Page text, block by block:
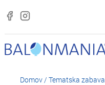
Domov/ Tematska zabava